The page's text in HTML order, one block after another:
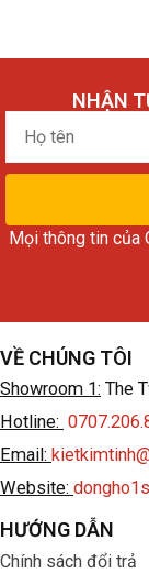
NHẬN
Họ
tên
Mọi thông tin của
VỀ CHÚNG TÔI
Showroom 1: The
Hotline:
Email:
Website:
HƯỚNG DẪN
Chính sách đổi trả